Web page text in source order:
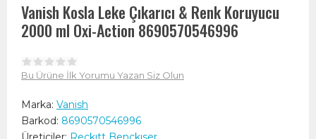
Vanish Kosla Leke Çıkarıcı & Renk Koruyucu
2000 ml Oxi-Action 8690570546996
Bu Ürüne İlk Yorumu Yazan Siz Olun
Marka: Vanish
Barkod: 8690570546996